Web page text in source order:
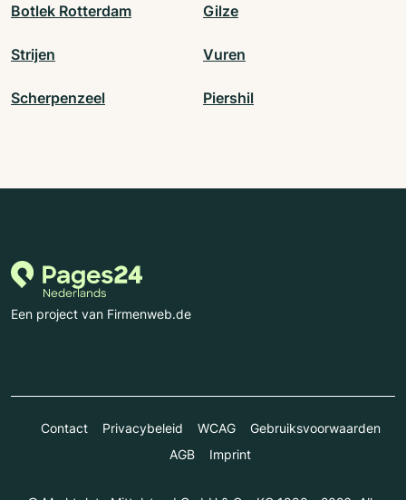
Botlek Rotterdam Gilze
Strijen Vuren
Scherpenzeel Piershil
Een project van Firmenweb.de
Contact Privacybeleid WCAG
Gebruiksvoorwaarden
AGB
Imprint